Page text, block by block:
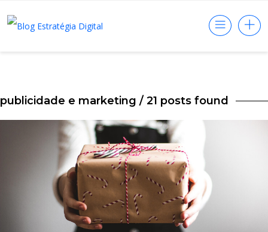
publicidade e marketing / 21 posts found